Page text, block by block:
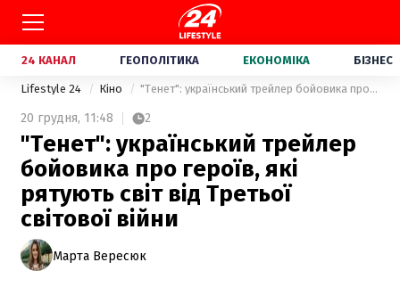
24 КАНАЛ ГЕОПОЛІТИКА ЕКОНОМІКА БІЗНЕС
Lifestyle 24 Кіно "Тенет": український трейлер бойовика про героїв, які рятують світ від Третьої світової війни
20 грудня, 11:48 2
"Тенет": український трейлер
бойовика про героїв, які
рятують світ від Третьої
світової війни
Марта Вересюк